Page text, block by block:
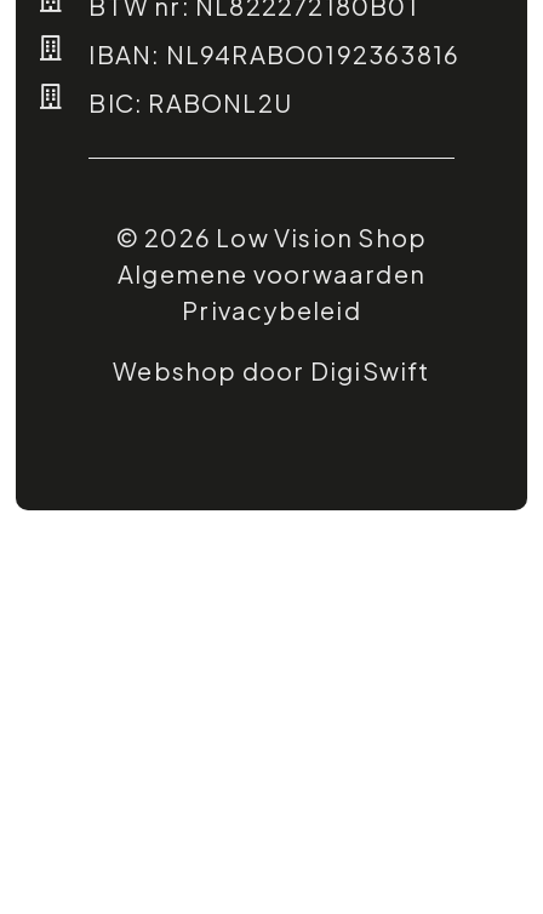
IBAN: NL94RABO0192363816
BIC: RABONL2U
© 2026 Low Vision Shop
Algemene voorwaarden
Privacybeleid
Webshop door DigiSwift